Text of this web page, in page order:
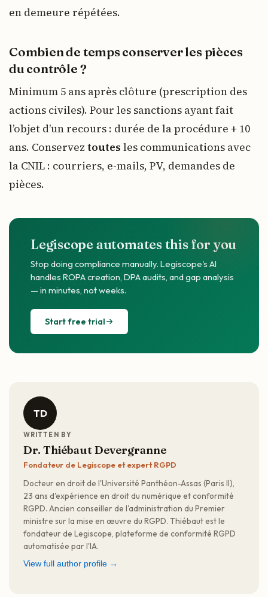
en demeure répétées.
Combien de temps conserver les pièces
du contrôle ?
Minimum 5 ans après clôture (prescription des
actions civiles). Pour les sanctions ayant fait
l’objet d’un recours : durée de la procédure + 10
ans. Conservez toutes les communications avec
la CNIL : courriers, e-mails, PV, demandes de
pièces.
Legiscope automates this for you
Stop doing compliance manually. Legiscope's AI
handles ROPA creation, DPA audits, and gap analysis
— in minutes, not weeks.
Start free trial
TD
WRITTEN BY
Dr. Thiébaut Devergranne
Fondateur de Legiscope et expert RGPD
Docteur en droit de l'Université Panthéon-Assas (Paris II),
23 ans d'expérience en droit du numérique et conformité
RGPD. Ancien conseiller de l'administration du Premier
ministre sur la mise en œuvre du RGPD. Thiébaut est le
fondateur de Legiscope, plateforme de conformité RGPD
automatisée par l'IA.
View full author profile →